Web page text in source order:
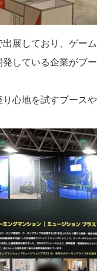
展しており、ゲー
している企業がブ
心地を試すブース